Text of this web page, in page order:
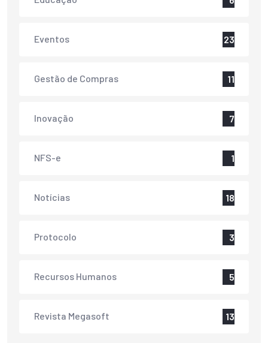
Eventos 23
Gestão de Compras 11
Inovação 7
NFS-e 1
Notícias 18
Protocolo 3
Recursos Humanos 5
Revista Megasoft 13